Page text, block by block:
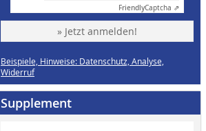
FriendlyCaptcha ⇗
» Jetzt anmelden!
Beispiele, Hinweise: Datenschutz, Analyse,
Widerruf
Supplement